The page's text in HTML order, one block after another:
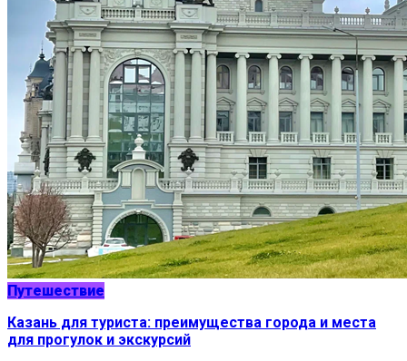
Путешествие
Казань для туриста: преимущества города и места
для прогулок и экскурсий